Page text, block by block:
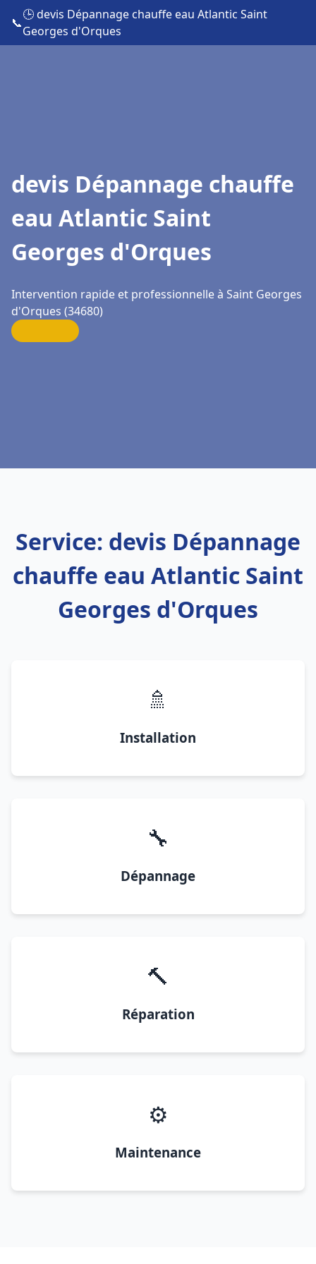
📞
🕒 devis Dépannage chauffe eau Atlantic Saint
Georges d'Orques
devis Dépannage chauffe
eau Atlantic Saint
Georges d'Orques
Intervention rapide et professionnelle à Saint Georges
d'Orques (34680)
Service: devis Dépannage
chauffe eau Atlantic Saint
Georges d'Orques
🚿
Installation
🔧
Dépannage
🔨
Réparation
⚙️
Maintenance